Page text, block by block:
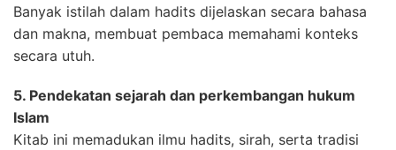
Banyak istilah dalam hadits dijelaskan secara bahasa
dan makna, membuat pembaca memahami konteks
secara utuh.
5. Pendekatan sejarah dan perkembangan hukum
Islam
Kitab ini memadukan ilmu hadits, sirah, serta tradisi